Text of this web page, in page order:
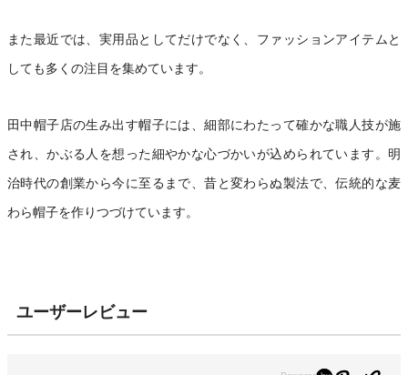
また最近では、実用品としてだけでなく、ファッションアイテムと
しても多くの注目を集めています。
田中帽子店の生み出す帽子には、細部にわたって確かな職人技が施
され、かぶる人を想った細やかな心づかいが込められています。明
治時代の創業から今に至るまで、昔と変わらぬ製法で、伝統的な麦
わら帽子を作りつづけています。
ユーザーレビュー